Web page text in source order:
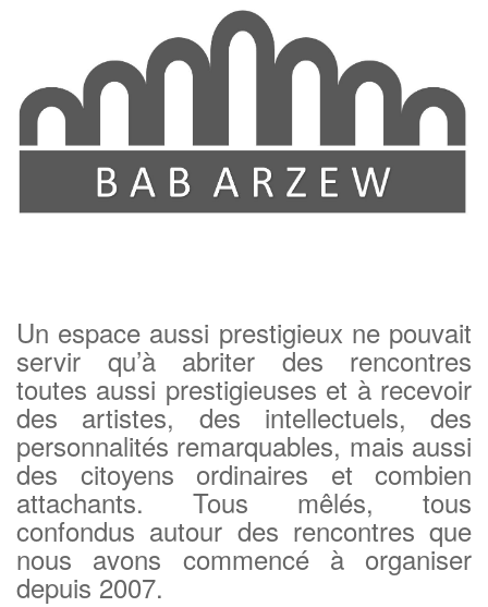
Un espace aussi prestigieux ne pouvait
servir qu’à abriter des rencontres
toutes aussi prestigieuses et à recevoir
des artistes, des intellectuels, des
personnalités remarquables, mais aussi
des citoyens ordinaires et combien
attachants. Tous mêlés, tous
confondus autour des rencontres que
nous avons commencé à organiser
depuis 2007.